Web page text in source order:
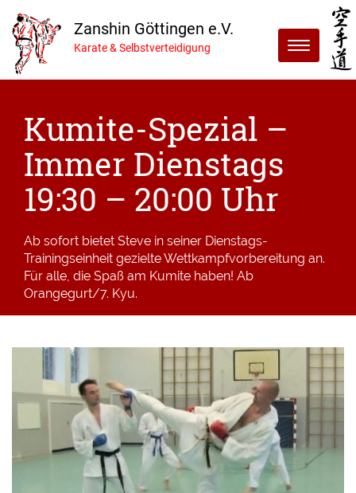
Menu
Zanshin Göttingen e.V.
Karate & Selbstverteidigung
Kumite-Spezial –
Immer Dienstags
19:30 – 20:00 Uhr
Ab sofort bietet Steve in seiner Dienstags-
Trainingseinheit gezielte Wettkampfvorbereitung an.
Für alle, die Spaß am Kumite haben! Ab
Orangegurt/7. Kyu.